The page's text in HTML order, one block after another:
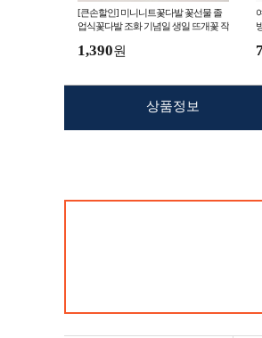
[큰손할인] 미니니트꽃다발 꽃선물 졸
업식꽃다발 조화 기념일 생일 뜨개꽃 작
1,390원
상세설명 이미지 사용여부 사
상품정보